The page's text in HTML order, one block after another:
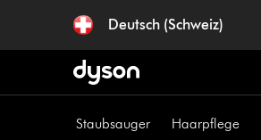
überspringen
Deutsch (Schweiz)
Staubsauger Haarpflege